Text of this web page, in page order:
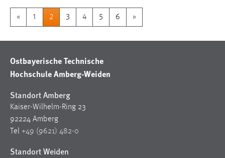
« 1 2 3 4 5 6 »
Ostbayerische Technische
Hochschule Amberg-Weiden
Standort Amberg
Kaiser-Wilhelm-Ring 23
92224 Amberg
Tel +49 (9621) 482-0
Standort Weiden